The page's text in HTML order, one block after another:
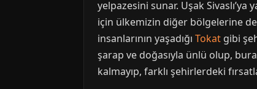
yelpazesini sunar. Uşak
için ülkemizin diğer bölgelerine
insanlarının yaşadığı Tokat gibi
şarap ve doğasıyla ünlü olup,
kalmayıp, farklı şehirlerdeki